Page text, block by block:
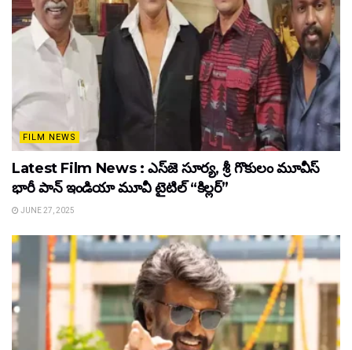
FILM NEWS
Latest Film News : ఎస్‌జె సూర్య, శ్రీ గొకులం మూవీస్‌
భారీ పాన్‌ ఇండియా మూవీ టైటిల్ “కిల్లర్”
JUNE 27, 2025